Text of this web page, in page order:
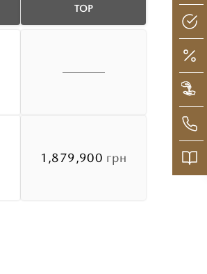
TOP
1,879,900 грн